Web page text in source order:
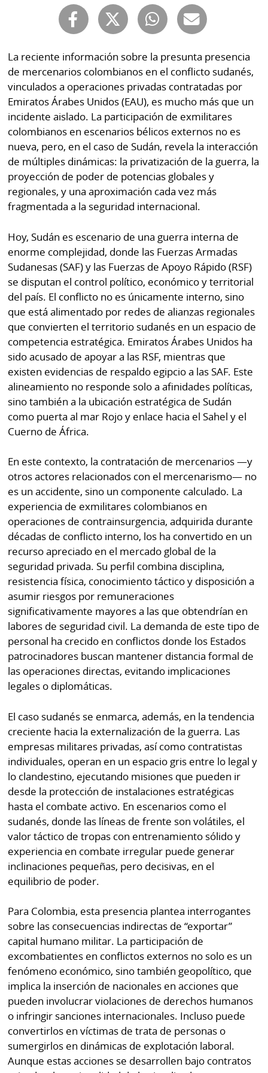
Buscador
Comunicados
Catálogos
Lotería
Kiosko
digital
Luctuosas
RSS
Autores
Notas
al
lector
Buenas
prácticas
OTROS
SITIOS
Metro
por
Metro
Tienda
Panamá
Tus
Tiquetes
Cero
KM
Corprensa
Mi
Diario
Ellas
Club
La
Prensa
Busca
Fácil
Hoy
por
⌾
Picante
⌾
La
Repregunta
⌾
Cual
⌾
Sabrina
Sin
La reciente información sobre la presunta presencia
de mercenarios colombianos en el conflicto sudanés,
vinculados a operaciones privadas contratadas por
Emiratos Árabes Unidos (EAU), es mucho más que un
incidente aislado. La participación de exmilitares
colombianos en escenarios bélicos externos no es
nueva, pero, en el caso de Sudán, revela la interacción
de múltiples dinámicas: la privatización de la guerra, la
proyección de poder de potencias globales y
regionales, y una aproximación cada vez más
fragmentada a la seguridad internacional.
Hoy, Sudán es escenario de una guerra interna de
enorme complejidad, donde las Fuerzas Armadas
Sudanesas (SAF) y las Fuerzas de Apoyo Rápido (RSF)
se disputan el control político, económico y territorial
del país. El conflicto no es únicamente interno, sino
que está alimentado por redes de alianzas regionales
que convierten el territorio sudanés en un espacio de
competencia estratégica. Emiratos Árabes Unidos ha
sido acusado de apoyar a las RSF, mientras que
existen evidencias de respaldo egipcio a las SAF. Este
alineamiento no responde solo a afinidades políticas,
sino también a la ubicación estratégica de Sudán
como puerta al mar Rojo y enlace hacia el Sahel y el
Cuerno de África.
En este contexto, la contratación de mercenarios —y
otros actores relacionados con el mercenarismo— no
es un accidente, sino un componente calculado. La
experiencia de exmilitares colombianos en
operaciones de contrainsurgencia, adquirida durante
décadas de conflicto interno, los ha convertido en un
recurso apreciado en el mercado global de la
seguridad privada. Su perfil combina disciplina,
resistencia física, conocimiento táctico y disposición a
asumir riesgos por remuneraciones
significativamente mayores a las que obtendrían en
labores de seguridad civil. La demanda de este tipo de
personal ha crecido en conflictos donde los Estados
patrocinadores buscan mantener distancia formal de
las operaciones directas, evitando implicaciones
legales o diplomáticas.
El caso sudanés se enmarca, además, en la tendencia
creciente hacia la externalización de la guerra. Las
empresas militares privadas, así como contratistas
individuales, operan en un espacio gris entre lo legal y
lo clandestino, ejecutando misiones que pueden ir
desde la protección de instalaciones estratégicas
hasta el combate activo. En escenarios como el
sudanés, donde las líneas de frente son volátiles, el
valor táctico de tropas con entrenamiento sólido y
experiencia en combate irregular puede generar
inclinaciones pequeñas, pero decisivas, en el
equilibrio de poder.
Para Colombia, esta presencia plantea interrogantes
sobre las consecuencias indirectas de “exportar”
capital humano militar. La participación de
excombatientes en conflictos externos no solo es un
fenómeno económico, sino también geopolítico, que
implica la inserción de nacionales en acciones que
pueden involucrar violaciones de derechos humanos
o infringir sanciones internacionales. Incluso puede
convertirlos en víctimas de trata de personas o
sumergirlos en dinámicas de explotación laboral.
Aunque estas acciones se desarrollen bajo contratos